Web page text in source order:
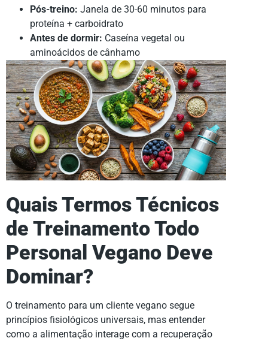
Pós-treino: Janela de 30-60 minutos para
proteína + carboidrato
Antes de dormir: Caseína vegetal ou
aminoácidos de cânhamo
Quais Termos Técnicos
de Treinamento Todo
Personal Vegano Deve
Dominar?
O treinamento para um cliente vegano segue
princípios fisiológicos universais, mas entender
como a alimentação interage com a recuperação